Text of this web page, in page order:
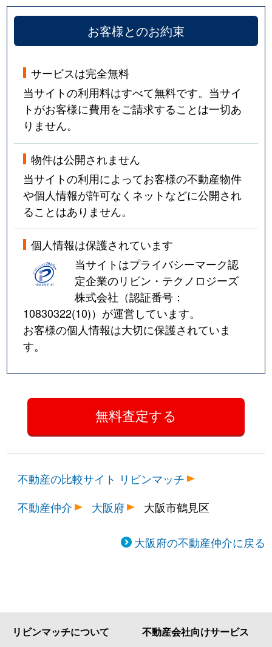
お客様とのお約束
サービスは完全無料
当サイトの利用料はすべて無料です。当サイ
トがお客様に費用をご請求することは一切あ
りません。
物件は公開されません
当サイトの利用によってお客様の不動産物件
や個人情報が許可なくネットなどに公開され
ることはありません。
個人情報は保護されています
当サイトはプライバシーマーク認
定企業のリビン・テクノロジーズ
株式会社（認証番号：
10830322(10)）が運営しています。
お客様の個人情報は大切に保護されていま
す。
不動産の比較サイト リビンマッチ
不動産仲介
大阪府 大阪市鶴見区
大阪府の不動産仲介に戻る
リビンマッチについて 不動産会社向けサービス